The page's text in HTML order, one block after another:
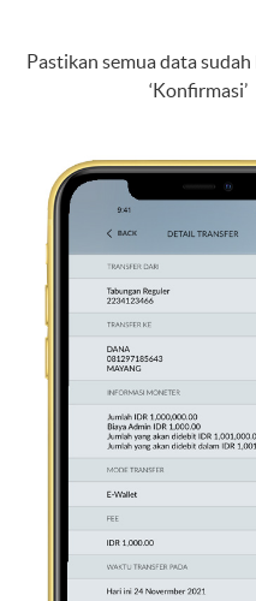
Pastikan semua data
‘Konfirmasi’